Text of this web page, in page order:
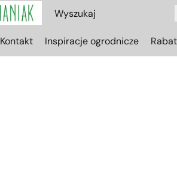
Kontakt Inspiracje ogrodnicze